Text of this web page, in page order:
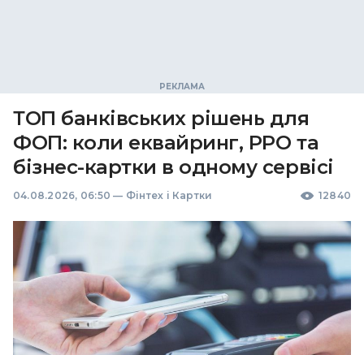
ТОП банківських рішень для
ФОП: коли еквайринг, РРО та
бізнес-картки в одному сервісі
04.08.2026, 06:50 — Фінтех і Картки 12840